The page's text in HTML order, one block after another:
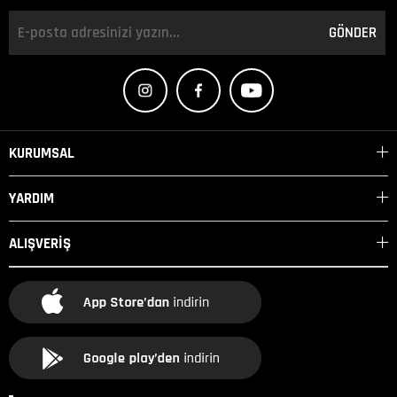
Sidi Agueda
GÖNDER
KURUMSAL
YARDIM
ALIŞVERİŞ